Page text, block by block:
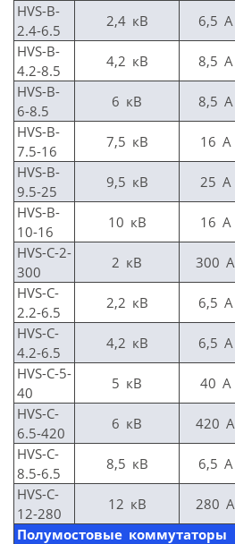
HVS-B-
2.4-6.5
2,4 кВ 6,5 A
HVS-B-
4.2-8.5
4,2 кВ 8,5 A
HVS-B-
6-8.5
6 кВ 8,5 A
HVS-B-
7.5-16
7,5 кВ 16 A
HVS-B-
9.5-25
9,5 кВ 25 A
HVS-B-
10-16
10 кВ 16 A
HVS-C-2-
300
2 кВ 300 А
HVS-C-
2.2-6.5
2,2 кВ 6,5 А
HVS-C-
4.2-6.5
4,2 кВ 6,5 А
HVS-C-5-
40
5 кВ 40 А
HVS-C-
6.5-420
6 кВ 420 А
HVS-C-
8.5-6.5
8,5 кВ 6,5 А
HVS-C-
12-280
12 кВ 280 А
Полумостовые коммутаторы